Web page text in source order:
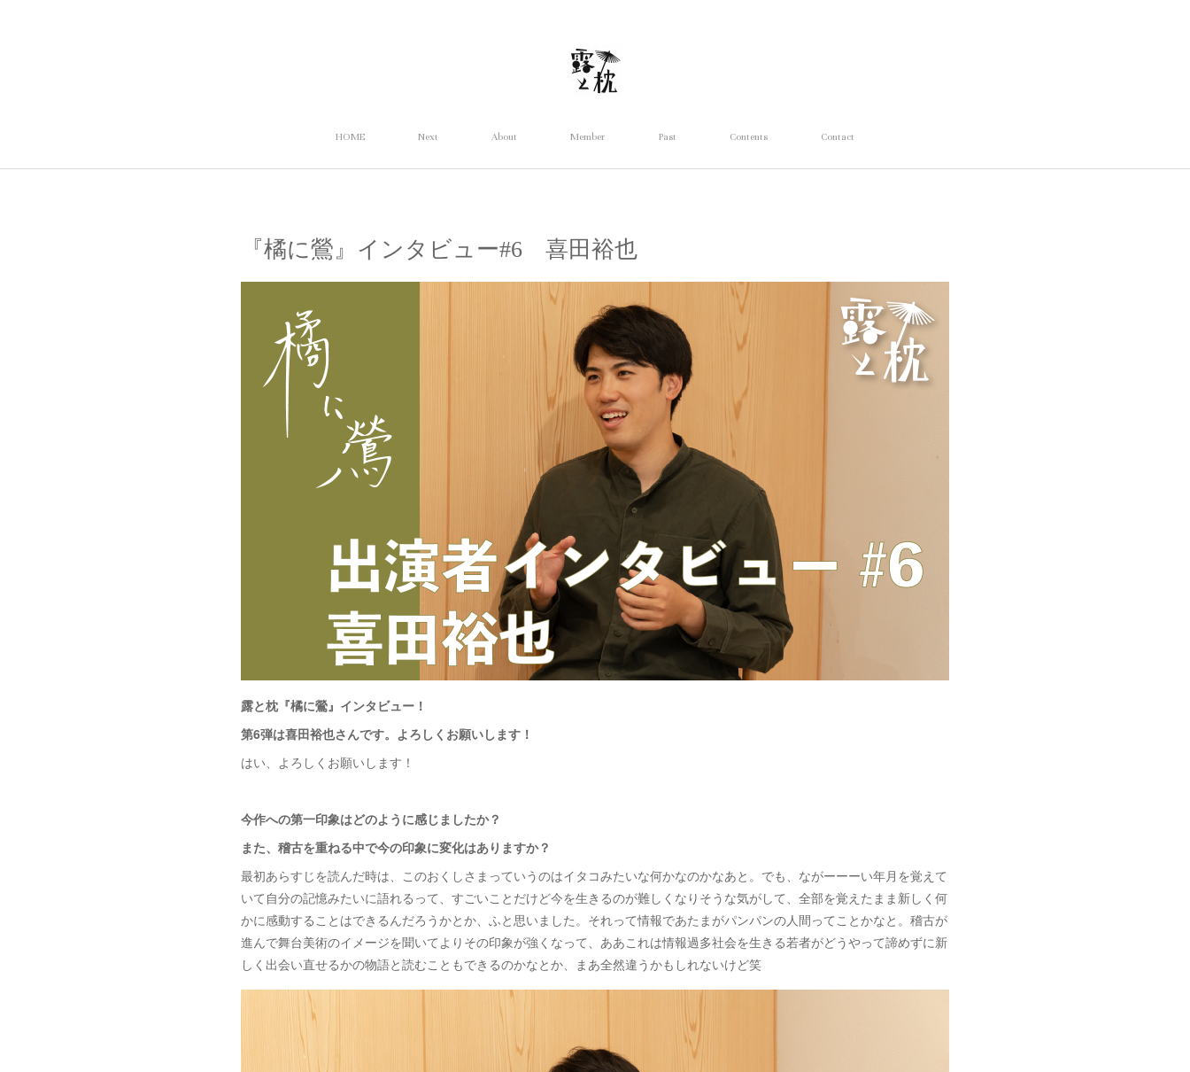
HOME Next About Member Past Contents Contact
『橘に鶯』インタビュー#6 喜田裕也
露と枕『橘に鶯』インタビュー！
第6弾は喜田裕也さんです。よろしくお願いします！
はい、よろしくお願いします！
今作への第一印象はどのように感じましたか？
また、稽古を重ねる中で今の印象に変化はありますか？
最初あらすじを読んだ時は、このおくしさまっていうのはイタコみたいな何かなのかなあと。でも、ながーーーい年月を覚えて
いて自分の記憶みたいに語れるって、すごいことだけど今を生きるのが難しくなりそうな気がして、全部を覚えたまま新しく何
かに感動することはできるんだろうかとか、ふと思いました。それって情報であたまがパンパンの人間ってことかなと。稽古が
進んで舞台美術のイメージを聞いてよりその印象が強くなって、ああこれは情報過多社会を生きる若者がどうやって諦めずに新
しく出会い直せるかの物語と読むこともできるのかなとか、まあ全然違うかもしれないけど笑